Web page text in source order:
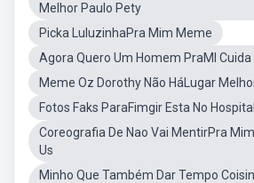
Melhor Paulo Pety
Picka LuluzinhaPra Mim Meme
Agora Quero Um Homem PraMI
Meme Oz Dorothy Não HáLugar
Fotos Faks ParaFimgir Esta No Hospital
Coreografia De Nao Vai MentirPra
Us
Minho Que Também Dar Tempo